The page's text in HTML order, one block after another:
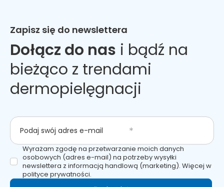
Zapisz się do newslettera
Dołącz do nas i bądź na
bieżąco z trendami
dermopielęgnacji
Podaj swój adres e-mail
Wyrażam zgodę na przetwarzanie moich danych
osobowych (adres e-mail) na potrzeby wysyłki
newslettera z informacją handlową (marketing). Więcej w
polityce prywatności.